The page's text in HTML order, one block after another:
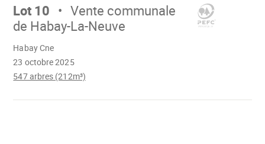
Lot 10
Vente communale
de Habay-La-Neuve
23 octobre 2025
Habay Cne
547 arbres (212m³)